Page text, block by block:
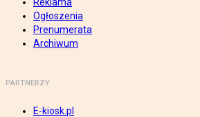
Ogłoszenia
Prenumerata
Archiwum
PARTNERZY
E-kiosk.pl